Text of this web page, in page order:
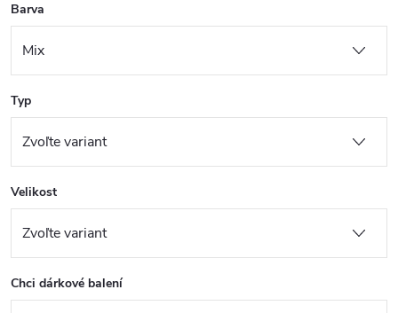
Barva
Typ
Velikost
Chci dárkové balení